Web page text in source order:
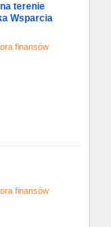
terenie
Wsparcia
finansów
finansów